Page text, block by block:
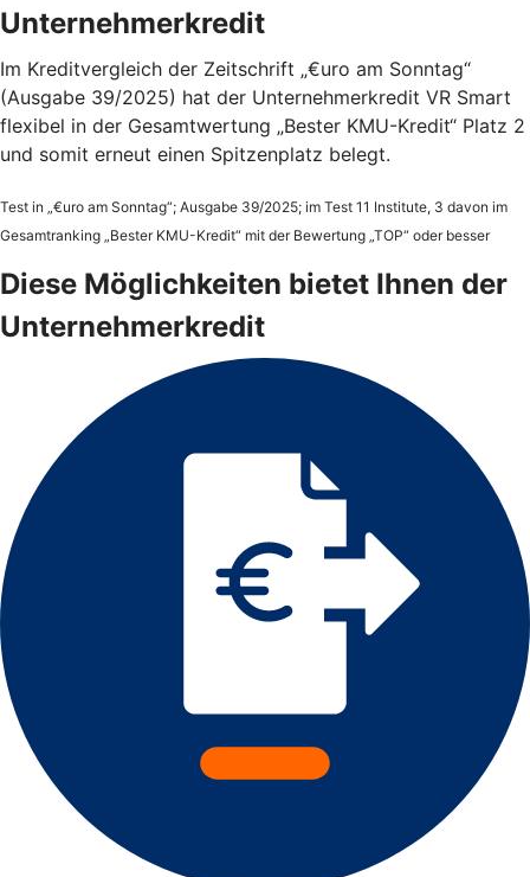
Unternehmerkredit
Im Kreditvergleich der Zeitschrift „€uro am Sonntag“
(Ausgabe 39/2025) hat der Unternehmerkredit VR Smart
flexibel in der Gesamtwertung „Bester KMU-Kredit“ Platz 2
und somit erneut einen Spitzenplatz belegt.
Test in „€uro am Sonntag“; Ausgabe 39/2025; im Test 11 Institute, 3 davon im
Gesamtranking „Bester KMU-Kredit“ mit der Bewertung „TOP“ oder besser
Diese Möglichkeiten bietet Ihnen der
Unternehmerkredit